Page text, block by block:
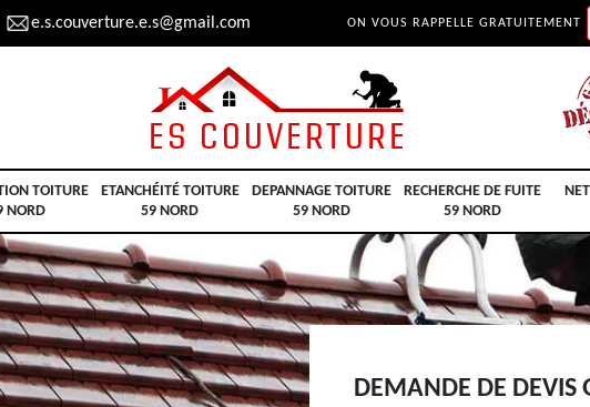
e.s.couverture.e.s@gmail.com ON VOUS RAPPELLE GRATUITEMENT
TOITURE
NORD
ETANCHÉITÉ TOITURE
59 NORD
DEPANNAGE TOITURE
59 NORD
RECHERCHE DE FUITE
59 NORD
DEMANDE DE DEVIS